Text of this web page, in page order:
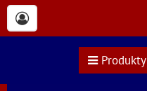
Produkty